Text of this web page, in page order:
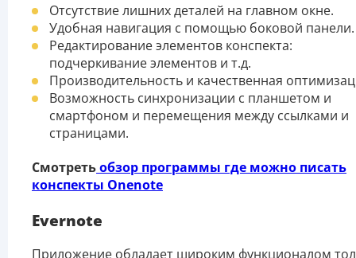
Отсутствие лишних деталей на главном окне.
Удобная навигация с помощью боковой панели.
Редактирование элементов конспекта:
подчеркивание элементов и т.д.
Производительность и качественная
Возможность синхронизации с планшетом и
смартфоном и перемещения между ссылками и
страницами.
Смотретьобзор программы где можно писать
конспекты Onenote
Evernote
Приложение обладает широким функционалом